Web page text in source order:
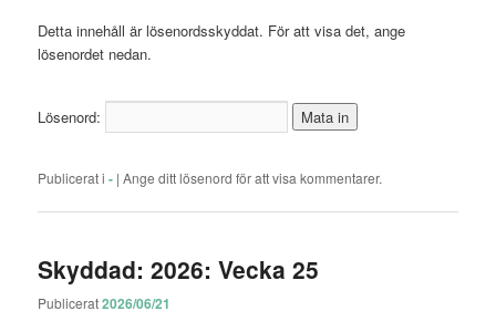
Detta innehåll är lösenordsskyddat. För att visa det, ange
lösenordet nedan.
Lösenord:
Publicerat i - |Ange ditt lösenord för att visa kommentarer.
Skyddad: 2026: Vecka 25
Publicerat2026/06/21